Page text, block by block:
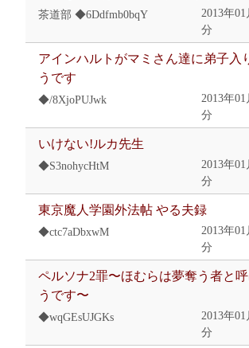
茶道部 ◆6Ddfmb0bqY
2013年
分
アインハルトがマミさん達に弟子入
うです
◆/8XjoPUJwk
2013年
分
いけない!ルカ先生
◆S3nohycHtM
2013年
分
東京魔人学園外法帖 やる夫録
◆ctc7aDbxwM
2013年
分
ペルソナ2罪〜ほむらは夢奪う者と
うです〜
◆wqGEsUJGKs
2013年
分